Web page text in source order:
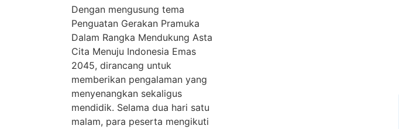
Dengan mengusung tema
Penguatan Gerakan Pramuka
Dalam Rangka Mendukung Asta
Cita Menuju Indonesia Emas
2045, dirancang untuk
memberikan pengalaman yang
menyenangkan sekaligus
mendidik. Selama dua hari satu
malam, para peserta mengikuti